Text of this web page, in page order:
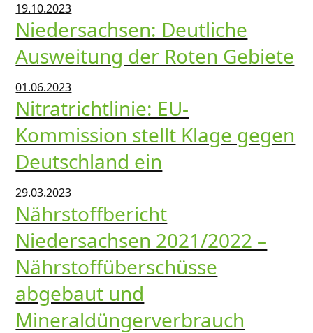
19.10.2023
Niedersachsen: Deutliche
Ausweitung der Roten Gebiete
01.06.2023
Nitratrichtlinie: EU-
Kommission stellt Klage gegen
Deutschland ein
29.03.2023
Nährstoffbericht
Niedersachsen 2021/2022 –
Nährstoffüberschüsse
abgebaut und
Mineraldüngerverbrauch